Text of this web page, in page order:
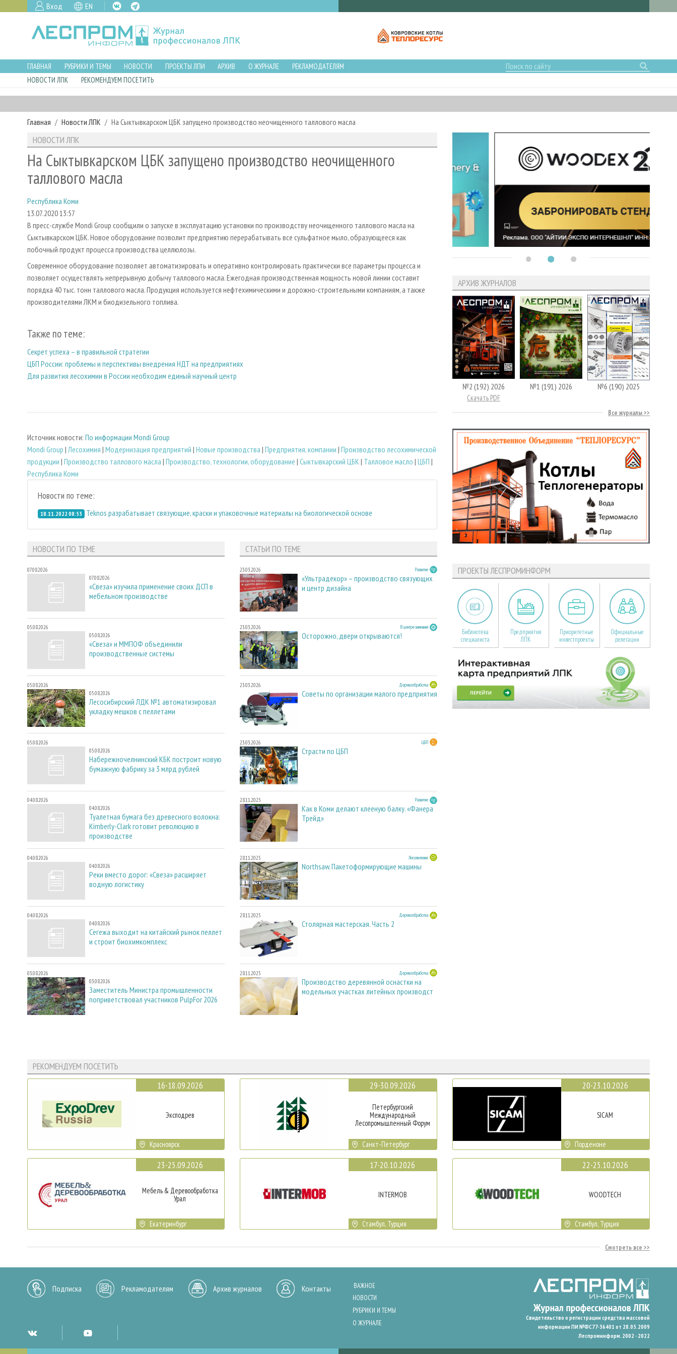
Вход EN
ГЛАВНАЯ РУБРИКИ И ТЕМЫ НОВОСТИ ПРОЕКТЫ ЛПИ АРХИВ О ЖУРНАЛЕ
РЕКЛАМОДАТЕЛЯМ
НОВОСТИ ЛПК
РЕКОМЕНДУЕМ ПОСЕТИТЬ
Главная Новости ЛПК На Сыктывкарском ЦБК запущено производство неочищенного таллового масла
НОВОСТИ ЛПК
На Сыктывкарском ЦБК запущено производство неочищенного
таллового масла
Республика Коми
13.07.2020 13:57
В пресс-службе Mondi Group сообщили о запуске в эксплуатацию установки по производству неочищенного таллового масла на
Сыктывкарском ЦБК. Новое оборудование позволит предприятию перерабатывать все сульфатное мыло, образующееся как
побочный продукт процесса производства целлюлозы.
Современное оборудование позволяет автоматизировать и оперативно контролировать практически все параметры процесса и
позволяет осуществлять непрерывную добычу таллового масла. Ежегодная производственная мощность новой линии составит
порядка 40 тыс. тонн таллового масла. Продукция используется нефтехимическими и дорожно-строительными компаниям, а также
производителями ЛКМ и биодизельного топлива.
Также по теме:
Секрет успеха – в правильной стратегии
ЦБП России: проблемы и перспективы внедрения НДТ на предприятиях
Для развития лесохимии в России необходим единый научный центр
Источник новости: По информации Mondi Group
Mondi Group |Лесохимия | Модернизация предприятий | Новые производства | Предприятия, компании | Производство лесохимической
продукции | Производство таллового масла | Производство, технологии, оборудование | Сыктывкарский ЦБК | Талловое масло | ЦБП |
Республика Коми
Новости по теме:
18.11.2022 08:53 Teknos разрабатывает связующие, краски и упаковочные материалы на биологической основе
НОВОСТИ ПО ТЕМЕ
07.08.2026
07.08.2026
«Свеза» изучила применение своих ДСП в
мебельном производстве
05.08.2026
05.08.2026
«Свеза» и ММПОФ объединили
производственные системы
05.08.2026
05.08.2026
Лесосибирский ЛДК №1 автоматизировал
укладку мешков с пеллетами
05.08.2026
05.08.2026
Набережночелнинский КБК построит новую
бумажную фабрику за 3 млрд рублей
04.08.2026
04.08.2026
Туалетная бумага без древесного волокна:
Kimberly-Clark готовит революцию в
производстве
04.08.2026
04.08.2026
Реки вместо дорог: «Свеза» расширяет
водную логистику
04.08.2026
04.08.2026
Сегежа выходит на китайский рынок пеллет
и строит биохимкомплекс
03.08.2026
03.08.2026
Заместитель Министра промышленности
поприветствовал участников PulpFor 2026
СТАТЬИ ПО ТЕМЕ
23.03.2026 Развитие
«Ультрадекор» – производство связующих
и центр дизайна
23.03.2026 В центре внимания
Осторожно, двери открываются!
23.03.2026 Деревообработка
Советы по организации малого предприятия
23.03.2026 ЦБП
Страсти по ЦБП
28.11.2025 Развитие
Как в Коми делают клееную балку. «Фанера
Трейд»
28.11.2025 Лесопиление
Northsaw. Пакетоформирующие машины
28.11.2025 Деревообработка
Столярная мастерская. Часть 2
28.11.2025 Деревообработка
Производство деревянной оснастки на
модельных участках литейных производст
АРХИВ ЖУРНАЛОВ
№2 (192) 2026
Скачать PDF
№1 (191) 2026 №6 (190) 2025
Все журналы
ПРОЕКТЫ ЛЕСПРОМИНФОРМ
Библиотека
специалиста
Предприятия
ЛПК
Приоритетные
инвестпроекты
Официальные
делегации
РЕКОМЕНДУЕМ ПОСЕТИТЬ
16-18.09.2026
Эксподрев
Красноярск
23-25.09.2026
Мебель & Деревообработка
Урал
Екатеринбург
29-30.09.2026
Петербургский
Международный
Лесопромышленный Форум
Санкт-Петербург
17-20.10.2026
INTERMOB
Стамбул, Турция
20-23.10.2026
SICAM
Порденоне
22-25.10.2026
WOODTECH
Стамбул, Турция
Смотреть все
Подписка Рекламодателям Архив журналов Контакты
ВАЖНОЕ
НОВОСТИ
РУБРИКИ И ТЕМЫ
О ЖУРНАЛЕ
Свидетельство о регистрации средства массовой
информации ПИ №ФС77-36401 от 28.05.2009
Леспроминформ. 2002 - 2022